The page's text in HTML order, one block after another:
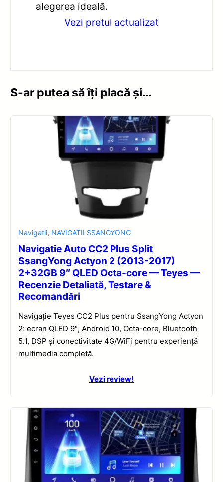
alegerea ideală.
Vezi pretul actualizat
S-ar putea să îți placă și…
Navigatii, NAVIGATII SSANGYONG
Navigatie Auto CC2 Plus Split
SsangYong Actyon 2 (2013-2017)
2+32GB 9″ QLED Octa-core — Teyes —
Recenzie Detaliată, Testare &
Recomandări
Navigație Teyes CC2 Plus pentru SsangYong Actyon
2: ecran QLED 9″, Android 10, Octa-core, Bluetooth
5.1, DSP și conectivitate 4G/WiFi pentru experiență
multimedia completă.
Vezi review!